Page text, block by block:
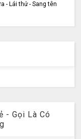
- Lái thử - Sang tên
- Gọi Là Có